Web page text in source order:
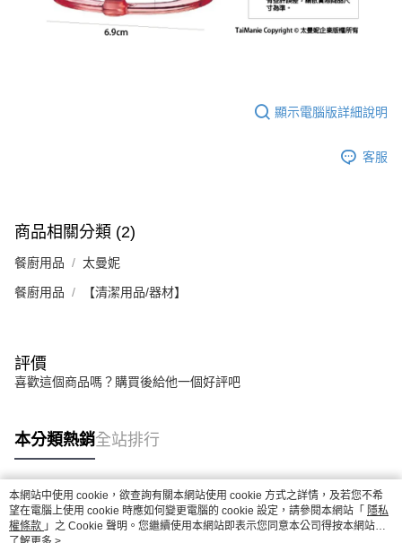
顯示電腦版詳細說明
客服
商品相關分類 (2)
餐廚用品 太曼妮
餐廚用品 【清潔用品/器材】
評價
喜歡這個商品嗎？購買後給他一個好評吧
本分類熱銷全站排行
熱門標籤
本網站中使用 cookie，欲查詢有關本網站使用 cookie 方式之詳情，及若您不希
望在電腦上使用 cookie 時應如何變更電腦的 cookie 設定，請參閱本網站「 隱私
權條款 」之 Cookie 聲明。您繼續使用本網站即表示您同意本公司得按本網站使